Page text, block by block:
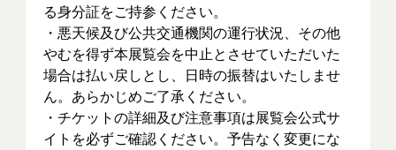
る身分証をご持参ください。
・悪天候及び公共交通機関の運行状況、その他
やむを得ず本展覧会を中止とさせていただいた
場合は払い戻しとし、日時の振替はいたしませ
ん。あらかじめご了承ください。
・チケットの詳細及び注意事項は展覧会公式サ
イトを必ずご確認ください。予告なく変更にな